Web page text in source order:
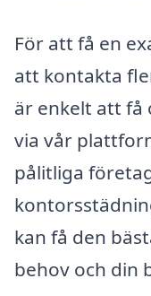
För att få en
att kontakta
är enkelt att
via vår
pålitliga
kan få den
behov och din